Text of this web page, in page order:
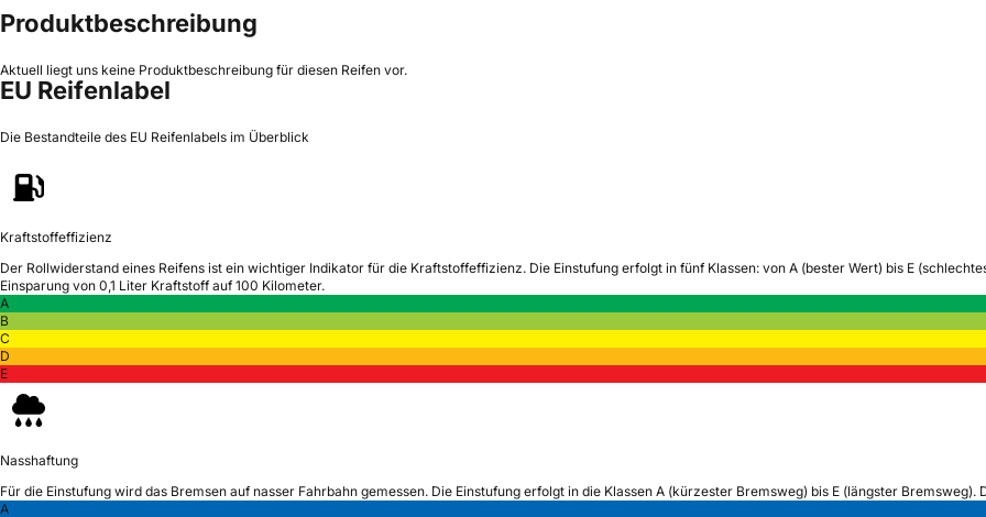
Produktbeschreibung
Aktuell liegt uns keine Produktbeschreibung für diesen Reifen vor.
EU Reifenlabel
Die Bestandteile des EU Reifenlabels im Überblick
Kraftstoffeffizienz
Der Rollwiderstand eines Reifens ist ein wichtiger Indikator für die Kraftstoffeffizienz. Die Einstufung erfolgt in fünf Klassen: von A (bester Wert) bis E
Einsparung von 0,1 Liter Kraftstoff auf 100 Kilometer.
A
B
C
D
E
Nasshaftung
Für die Einstufung wird das Bremsen auf nasser Fahrbahn gemessen. Die Einstufung erfolgt in die Klassen A (kürzester Bremsweg) bis E (längster
A